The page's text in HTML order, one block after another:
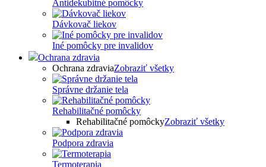
Antidekubitné pomôcky
Dávkovač liekov
Iné pomôcky pre invalidov
Ochrana zdravia
Ochrana zdraviaZobraziť všetky
Správne držanie tela
Rehabilitačné pomôcky
Rehabilitačné pomôckyZobraziť všetky
Podpora zdravia
Termoterapia